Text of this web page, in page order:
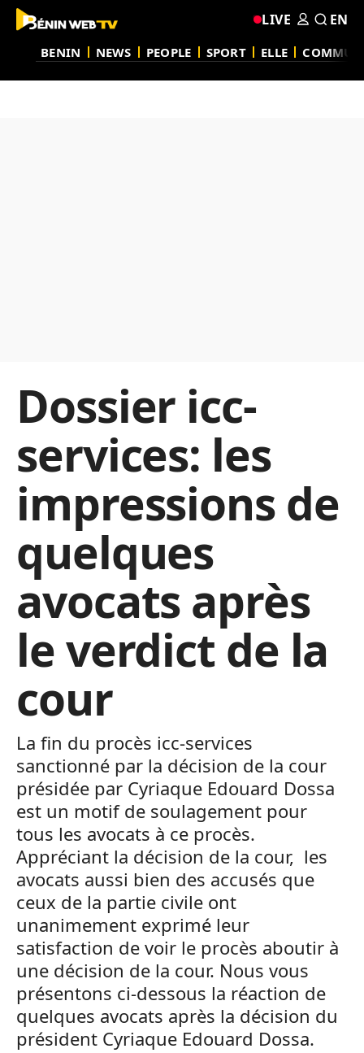
BENIN NEWS PEOPLE SPORT ELLE
LIVE EN
Dossier icc-
services: les
impressions de
quelques
avocats après
le verdict de la
cour
La fin du procès icc-services
sanctionné par la décision de la cour
présidée par Cyriaque Edouard Dossa
est un motif de soulagement pour
tous les avocats à ce procès.
Appréciant la décision de la cour, les
avocats aussi bien des accusés que
ceux de la partie civile ont
unanimement exprimé leur
satisfaction de voir le procès aboutir à
une décision de la cour. Nous vous
présentons ci-dessous la réaction de
quelques avocats après la décision du
président Cyriaque Edouard Dossa.